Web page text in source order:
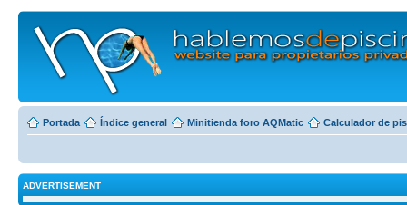
Portada Índice general Minitienda foro AQMatic Calculador de
ADVERTISEMENT